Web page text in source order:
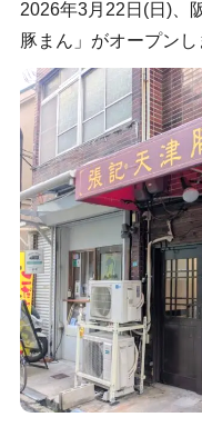
2026年3月22日(日)、
豚まん」がオープンし